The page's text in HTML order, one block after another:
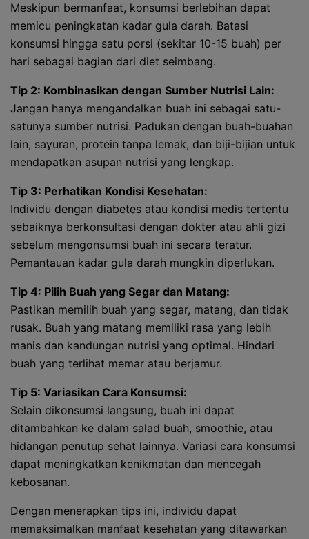
Meskipun bermanfaat, konsumsi berlebihan dapat
memicu peningkatan kadar gula darah. Batasi
konsumsi hingga satu porsi (sekitar 10-15 buah) per
hari sebagai bagian dari diet seimbang.
Tip 2: Kombinasikan dengan Sumber Nutrisi Lain:
Jangan hanya mengandalkan buah ini sebagai satu-
satunya sumber nutrisi. Padukan dengan buah-buahan
lain, sayuran, protein tanpa lemak, dan biji-bijian untuk
mendapatkan asupan nutrisi yang lengkap.
Tip 3: Perhatikan Kondisi Kesehatan:
Individu dengan diabetes atau kondisi medis tertentu
sebaiknya berkonsultasi dengan dokter atau ahli gizi
sebelum mengonsumsi buah ini secara teratur.
Pemantauan kadar gula darah mungkin diperlukan.
Tip 4: Pilih Buah yang Segar dan Matang:
Pastikan memilih buah yang segar, matang, dan tidak
rusak. Buah yang matang memiliki rasa yang lebih
manis dan kandungan nutrisi yang optimal. Hindari
buah yang terlihat memar atau berjamur.
Tip 5: Variasikan Cara Konsumsi:
Selain dikonsumsi langsung, buah ini dapat
ditambahkan ke dalam salad buah, smoothie, atau
hidangan penutup sehat lainnya. Variasi cara konsumsi
dapat meningkatkan kenikmatan dan mencegah
kebosanan.
Dengan menerapkan tips ini, individu dapat
memaksimalkan manfaat kesehatan yang ditawarkan